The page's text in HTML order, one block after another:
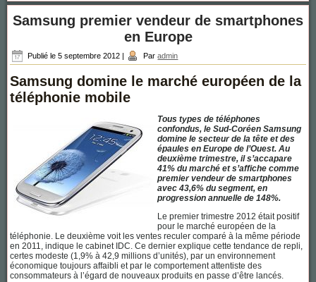
Samsung premier vendeur de smartphones
en Europe
Publié le 5 septembre 2012 Par admin
Samsung domine le marché européen de la
téléphonie mobile
Tous types de téléphones
confondus, le Sud-Coréen Samsung
domine le secteur de la tête et des
épaules en Europe de l’Ouest. Au
deuxième trimestre, il s’accapare
41% du marché et s’affiche comme
premier vendeur de smartphones
avec 43,6% du segment, en
progression annuelle de 148%.
Le premier trimestre 2012 était positif
pour le marché européen de la
téléphonie. Le deuxième voit les ventes reculer comparé à la même période
en 2011, indique le cabinet IDC. Ce dernier explique cette tendance de repli,
certes modeste (1,9% à 42,9 millions d’unités), par un environnement
économique toujours affaibli et par le comportement attentiste des
consommateurs à l’égard de nouveaux produits en passe d’être lancés.